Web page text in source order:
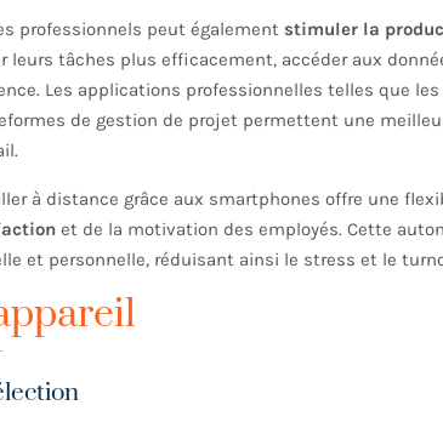
professionnels peut également stimuler la
leurs tâches plus efficacement, accéder aux
Les applications professionnelles telles que
de gestion de projet permettent une
à distance grâce aux smartphones offre une
et de la motivation des employés. Cette
et personnelle, réduisant ainsi le stress et le